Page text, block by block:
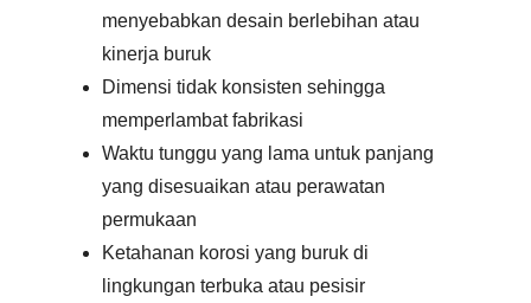
menyebabkan desain berlebihan atau
kinerja buruk
Dimensi tidak konsisten sehingga
memperlambat fabrikasi
Waktu tunggu yang lama untuk panjang
yang disesuaikan atau perawatan
permukaan
Ketahanan korosi yang buruk di
lingkungan terbuka atau pesisir